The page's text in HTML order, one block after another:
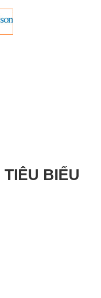
THÊM CÁC SẢN PHẨM LIÊN
TẠI ĐÂY
BIỂU